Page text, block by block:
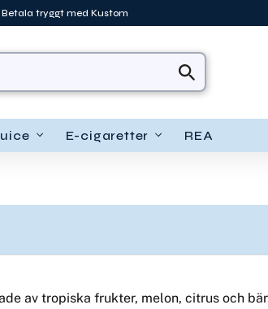
Betala tryggt med Kustom
E-cigaretter REA
av tropiska frukter, melon, citrus och